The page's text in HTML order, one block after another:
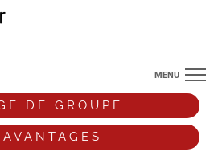
MENU
DE GROUPE